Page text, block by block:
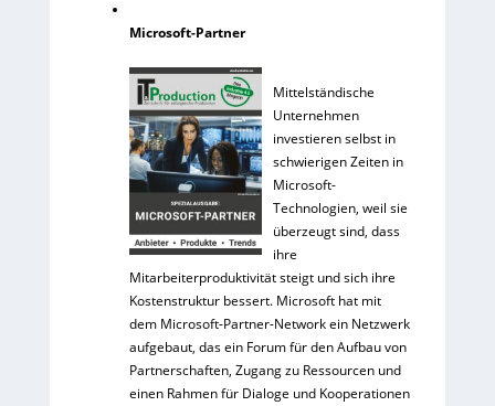
Microsoft-Partner
Mittelständische
Unternehmen
investieren selbst in
schwierigen Zeiten in
Microsoft-
Technologien, weil sie
überzeugt sind, dass
ihre
Mitarbeiterproduktivität steigt und sich ihre
Kostenstruktur bessert. Microsoft hat mit
dem Microsoft-Partner-Network ein Netzwerk
aufgebaut, das ein Forum für den Aufbau von
Partnerschaften, Zugang zu Ressourcen und
einen Rahmen für Dialoge und Kooperationen